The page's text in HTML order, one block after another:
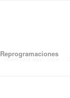
Reprogramaciones
Usted está aquí: Inicio